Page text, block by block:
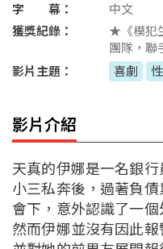
字 幕：
中文
獲獎紀錄：
★《模犯
團隊，聯
影片主題：
喜劇
影片介紹
天真的伊娜是一名銀
小三私奔後，過著負
會下，意外認識了一
然而伊娜並沒有因此